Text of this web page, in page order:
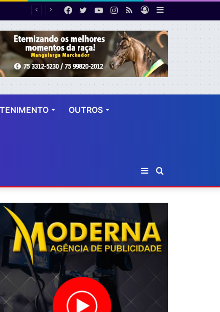
Barra
Lateral
Entrar
RSS
Instagram
YouTube
Twitter
Facebook
OUTROS
por
Barra
Lateral